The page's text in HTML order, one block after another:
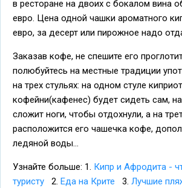
в ресторане на двоих с бокалом вина
евро. Цена одной чашки ароматного
евро, за десерт или пирожное надо
Заказав кофе, не спешите его
полюбуйтесь на местные традиции
на трех стульях: на одном стуле
кофейни(кафенес) будет сидеть сам,
сложит ноги, чтобы отдохнули, а на
расположится его чашечка кофе,
ледяной воды...
Узнайте больше: 1. Кипр и Афродита -
туристу 2. Еда на Крите 3. Лучшие